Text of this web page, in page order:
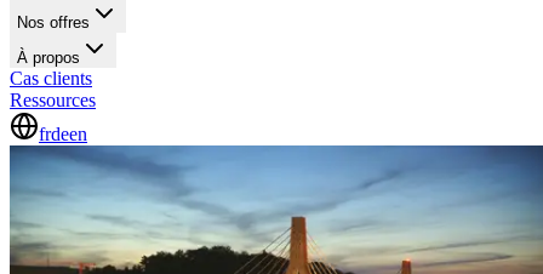
Nos offres
À propos
Cas clients
Ressources
frdeen